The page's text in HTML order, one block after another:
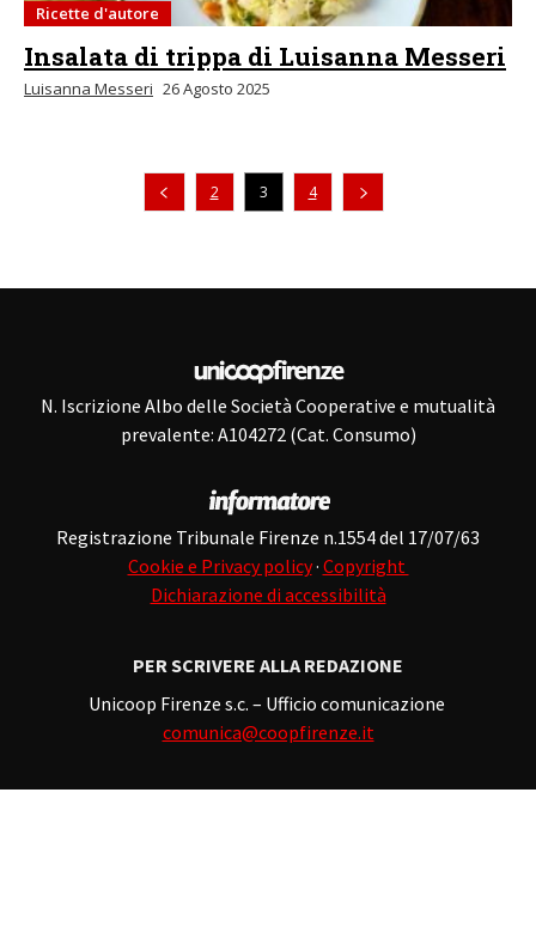
Ricette d'autore
Insalata di trippa di Luisanna Messeri
Luisanna Messeri 26 Agosto 2025
Pagina precedente
2 3 4
N. Iscrizione Albo delle Società Cooperative e mutualità
prevalente: A104272 (Cat. Consumo)
Registrazione Tribunale Firenze n.1554 del 17/07/63
Cookie e Privacy policy· Copyright
Dichiarazione di accessibilità
PER SCRIVERE ALLA REDAZIONE
Unicoop Firenze s.c. – Ufficio comunicazione
comunica@coopfirenze.it